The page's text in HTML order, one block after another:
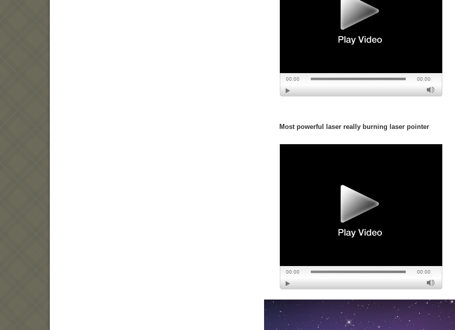
Most powerful laser really burning laser pointer